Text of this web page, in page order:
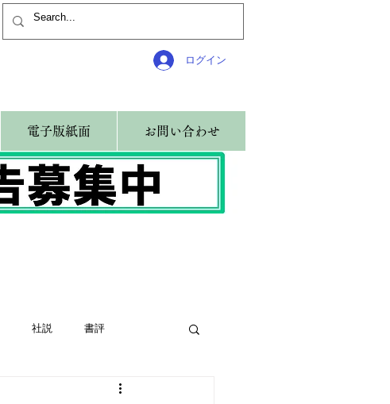
ログイン
電子版紙面 お問い合わせ
社説 書評